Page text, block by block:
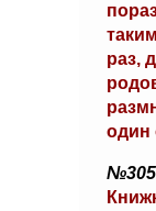
раз,
один
№305